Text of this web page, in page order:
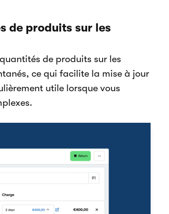
de produits sur les
de produits sur les
ce qui facilite la mise à jour
utile lorsque vous